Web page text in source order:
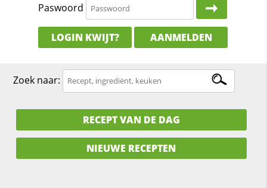
Paswoord
LOGIN KWIJT? AANMELDEN
Zoek naar:
RECEPT VAN DE DAG
NIEUWE RECEPTEN